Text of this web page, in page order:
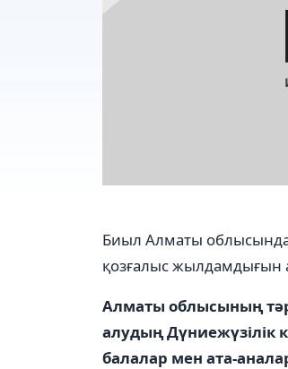
Биыл Алматы
қозғалыс жылдамдығын
Алматы облысының
алудың Дүниежүзілік
балалар мен ата-